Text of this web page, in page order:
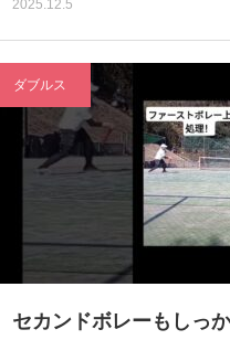
2025.12.5
ダブルス
セカンドボレーもしっ